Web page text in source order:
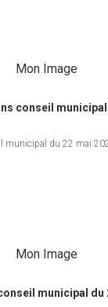
conseil municipal
municipal du 22 mai
municipal du